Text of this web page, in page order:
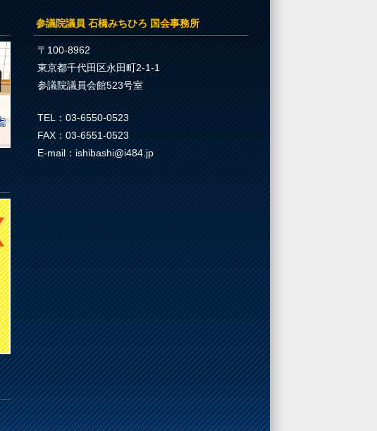
参議院議員 石橋みちひろ 国会事務所
〒100-8962
東京都千代田区永田町2-1-1
参議院議員会館523号室
TEL：03-6550-0523
FAX：03-6551-0523
E-mail：ishibashi@i484.jp